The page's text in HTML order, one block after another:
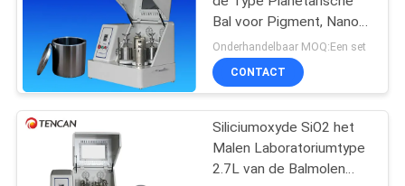
KWALITEITSCONTROLE
CONTACTEER
ONS
NIEUWS
Balmolen
118
Bal voor Pigment, Nano
Lange Gebruikende
Leven van de Balmolen
Onderhandelbaar MOQ:Een set
CONTACT
Siliciumoxyde SiO2 het
Malen Laboratoriumtype
2.7L van de Balmolen